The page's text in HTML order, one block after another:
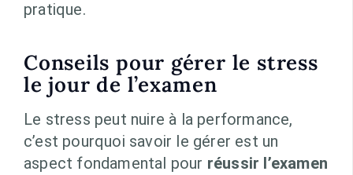
pratique.
Conseils pour gérer le stress
le jour de l’examen
Le stress peut nuire à la performance,
c’est pourquoi savoir le gérer est un
aspect fondamental pour réussir l’examen